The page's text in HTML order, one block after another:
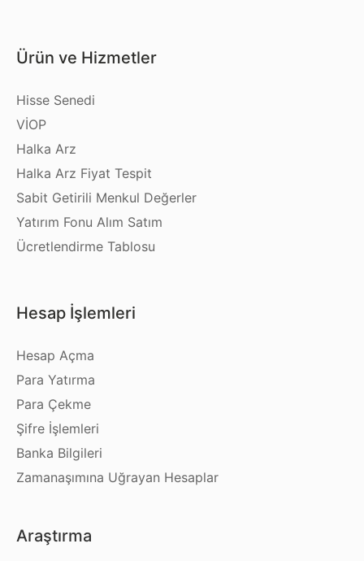
Ürün ve Hizmetler
Hisse Senedi
VİOP
Halka Arz
Halka Arz Fiyat Tespit
Sabit Getirili Menkul Değerler
Yatırım Fonu Alım Satım
Ücretlendirme Tablosu
Hesap İşlemleri
Hesap Açma
Para Yatırma
Para Çekme
Şifre İşlemleri
Banka Bilgileri
Zamanaşımına Uğrayan Hesaplar
Araştırma